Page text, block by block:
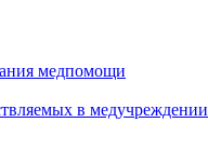
медпомощи
в медучреждении